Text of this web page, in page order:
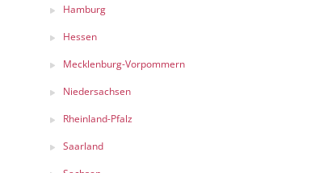
Hamburg
Hessen
Mecklenburg-Vorpommern
Niedersachsen
Rheinland-Pfalz
Saarland